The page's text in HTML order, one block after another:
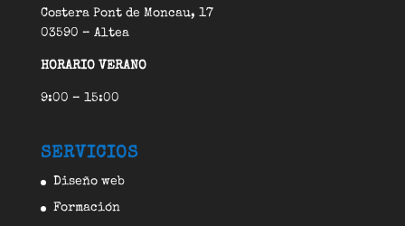
Costera Pont de Moncau, 17
03590 – Altea
HORARIO VERANO
9:00 – 15:00
SERVICIOS
Diseño web
Formación